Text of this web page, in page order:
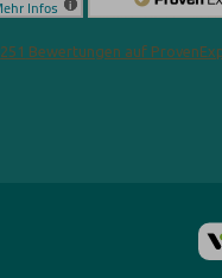
251 Bewertungen auf